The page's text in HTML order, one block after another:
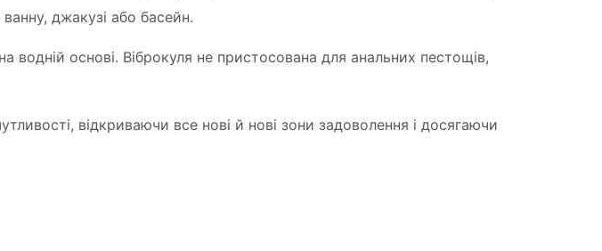
джакузі або басейн.
основі. Віброкуля не пристосована для анальних пестощів,
відкриваючи все нові й нові зони задоволення і досягаючи